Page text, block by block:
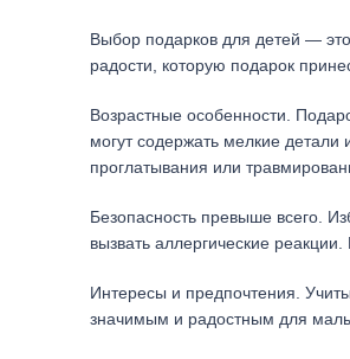
Выбор подарков для детей —
радости, которую подарок
Возрастные особенности.
могут содержать мелкие
проглатывания или
Безопасность превыше всего.
вызвать аллергические
Интересы и предпочтения.
значимым и радостным для